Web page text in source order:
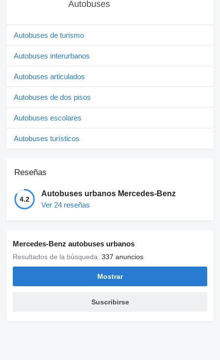
Autobuses
Autobuses de turismo
Autobuses interurbanos
Autobuses articulados
Autobuses de dos pisos
Autobuses escolares
Autobuses turísticos
Reseñas
4.2
Autobuses urbanos Mercedes-Benz
Ver 24 reseñas
Mercedes-Benz autobuses urbanos
Resultados de la búsqueda: 337 anuncios
Mostrar
Suscribirse